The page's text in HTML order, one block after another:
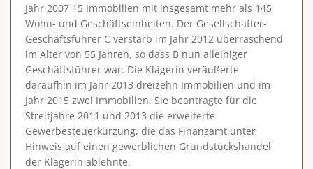
Jahr 2007 15 Immobilien mit insgesamt mehr als 145
Wohn- und Geschäftseinheiten. Der Gesellschafter-
Geschäftsführer C verstarb im Jahr 2012 überraschend
im Alter von 55 Jahren, so dass B nun alleiniger
Geschäftsführer war. Die Klägerin veräußerte
daraufhin im Jahr 2013 dreizehn Immobilien und im
Jahr 2015 zwei Immobilien. Sie beantragte für die
Streitjahre 2011 und 2013 die erweiterte
Gewerbesteuerkürzung, die das Finanzamt unter
Hinweis auf einen gewerblichen Grundstückshandel
der Klägerin ablehnte.